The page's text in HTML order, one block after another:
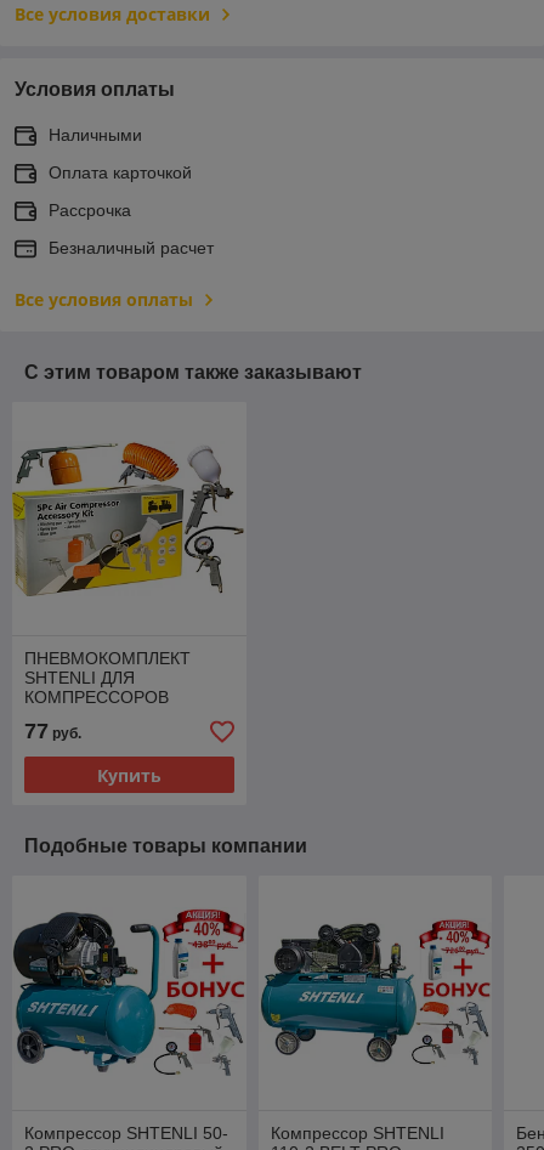
Все условия доставки
Условия оплаты
Наличными
Оплата карточкой
Рассрочка
Безналичный расчет
Все условия оплаты
С этим товаром также заказывают
ПНЕВМОКОМПЛЕКТ
SHTENLI ДЛЯ
КОМПРЕССОРОВ
77 руб.
Купить
Подобные товары компании
Компрессор SHTENLI 50-
Компрессор SHTENLI